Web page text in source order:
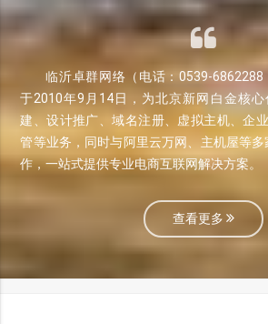
临沂卓群网络（电话：0539-6862288
于2010年9月14日，为北京新网白金核
建、设计推广、域名注册、虚拟主机、企
管等业务，同时与阿里云万网、主机屋等多
作，一站式提供专业电商互联网解决方案。
查看更多